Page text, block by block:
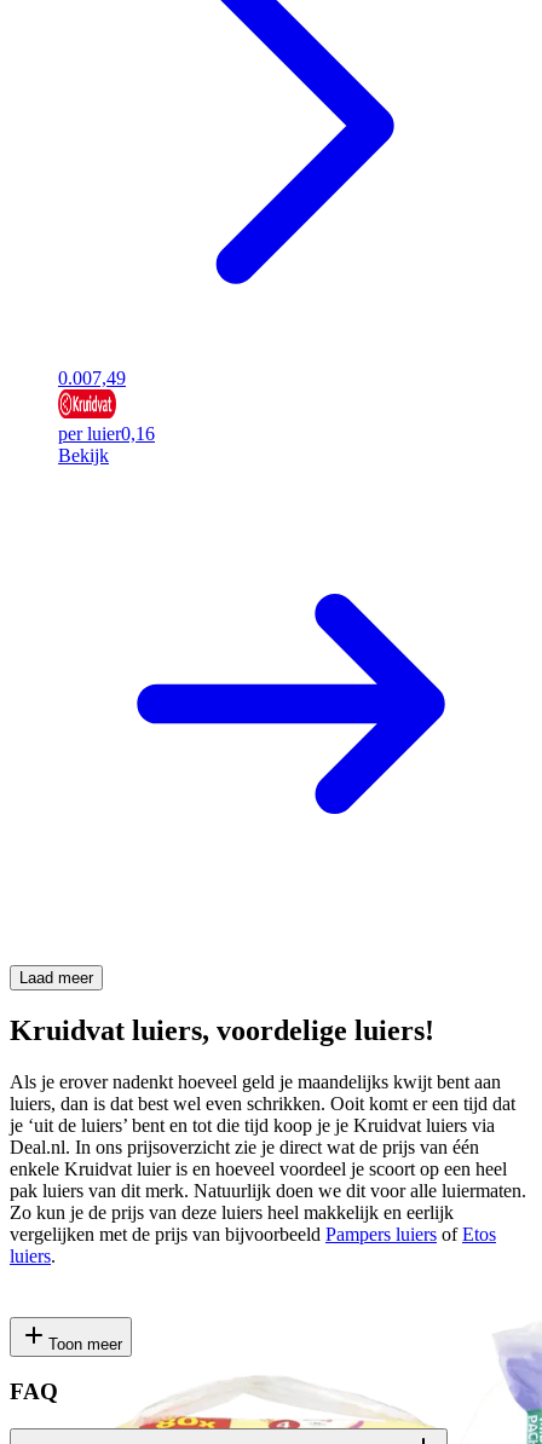
0.007,49
per luier0,16
Bekijk
Laad meer
Kruidvat luiers, voordelige luiers!
Als je erover nadenkt hoeveel geld je maandelijks kwijt bent aan
luiers, dan is dat best wel even schrikken. Ooit komt er een tijd dat
je ‘uit de luiers’ bent en tot die tijd koop je je Kruidvat luiers via
Deal.nl. In ons prijsoverzicht zie je direct wat de prijs van één
enkele Kruidvat luier is en hoeveel voordeel je scoort op een heel
pak luiers van dit merk. Natuurlijk doen we dit voor alle luiermaten.
Zo kun je de prijs van deze luiers heel makkelijk en eerlijk
vergelijken met de prijs van bijvoorbeeld Pampers luiers ofEtos
luiers.
Toon meer
FAQ